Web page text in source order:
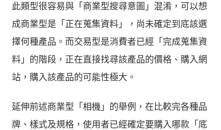
此類型很容易與「商業型搜尋意圖」混淆，可以想
成商業型是「正在蒐集資料」，尚未確定到底該選
擇何種產品。而交易型是消費者已經「完成蒐集資
料」的階段，正在直接找尋該產品的價格、購入網
站，購入該產品的可能性極大。
延伸前述商業型「相機」的舉例，在比較完各種品
牌、樣式及規格，使用者已經確定要購入哪款「底